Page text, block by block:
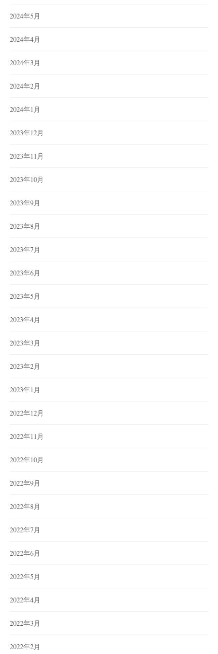
2024年5月
2024年4月
2024年3月
2024年2月
2024年1月
2023年12月
2023年11月
2023年10月
2023年9月
2023年8月
2023年7月
2023年6月
2023年5月
2023年4月
2023年3月
2023年2月
2023年1月
2022年12月
2022年11月
2022年10月
2022年9月
2022年8月
2022年7月
2022年6月
2022年5月
2022年4月
2022年3月
2022年2月